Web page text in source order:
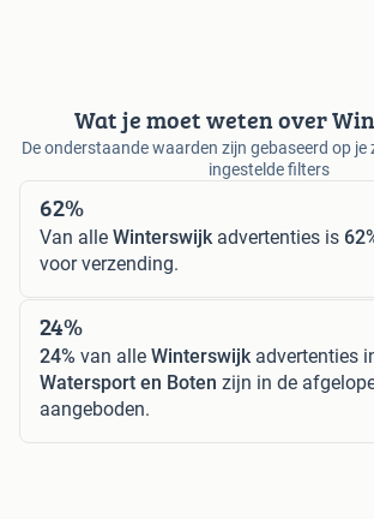
Wat je moet weten over
De onderstaande waarden zijn gebaseerd op je
ingestelde filters
62%
Van alle Winterswijkadvertenties is
voor verzending.
24%
24% van alle Winterswijkadvertenties
Watersport en Boten zijn in de
aangeboden.